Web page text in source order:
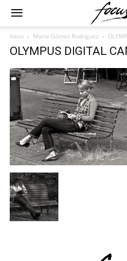
Inicio María Gómez Rodríguez
OLYMPUS DIGITAL